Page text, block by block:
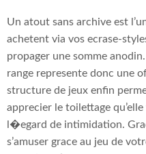
Un atout sans archive est
achetent via vos ecrase-
propager une somme
range represente donc une
structure de jeux enfin
apprecier le toilettage
l�egard de intimidation.
s’amuser grace au jeu de